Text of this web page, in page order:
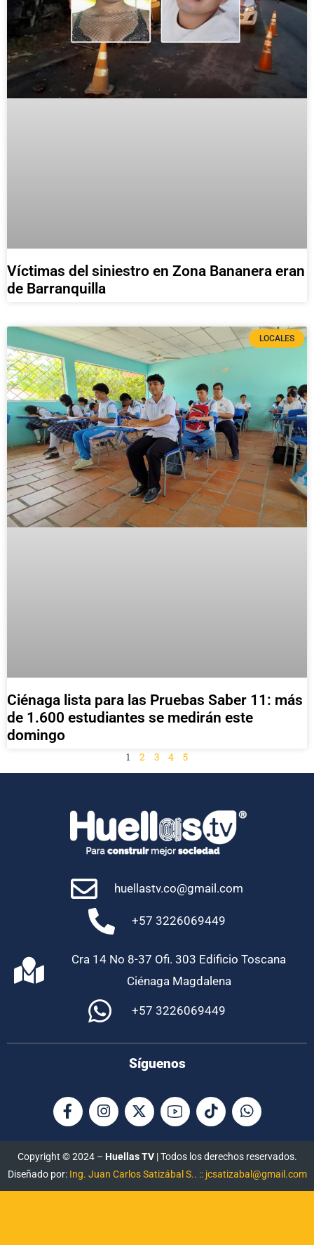
Víctimas del siniestro en Zona Bananera eran
de Barranquilla
LOCALES
Ciénaga lista para las Pruebas Saber 11: más
de 1.600 estudiantes se medirán este
domingo
1 2 3 4 5
huellastv.co@gmail.com
+57 3226069449
Cra 14 No 8-37 Ofi. 303 Edificio Toscana
Ciénaga Magdalena
+57 3226069449
Síguenos
Copyright © 2024 – Huellas TV| Todos los derechos reservados.
Diseñado por: Ing. Juan Carlos Satizábal S.. :: jcsatizabal@gmail.com